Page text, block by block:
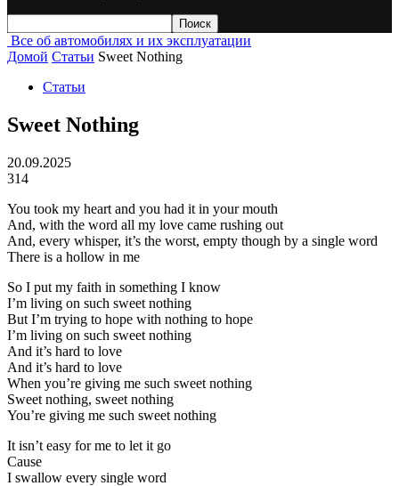
Все об автомобилях и их эксплуатации
Домой Статьи Sweet Nothing
Статьи
Sweet Nothing
20.09.2025
314
You took my heart and you had it in your mouth
And, with the word all my love came rushing out
And, every whisper, it’s the worst, empty though by a single word
There is a hollow in me
So I put my faith in something I know
I’m living on such sweet nothing
But I’m trying to hope with nothing to hope
I’m living on such sweet nothing
And it’s hard to love
And it’s hard to love
When you’re giving me such sweet nothing
Sweet nothing, sweet nothing
You’re giving me such sweet nothing
It isn’t easy for me to let it go
Cause
I swallow every single word